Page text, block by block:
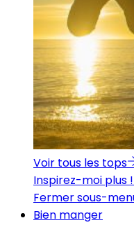
Voir tous les tops
Inspirez-moi plus !
Fermer sous-
Bien manger